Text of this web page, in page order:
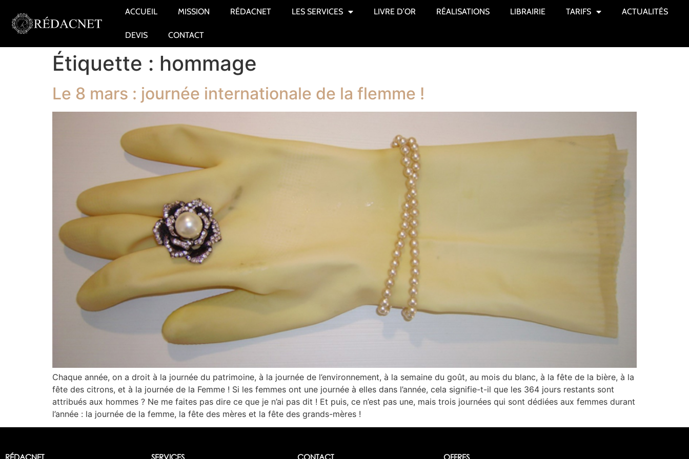
ACCUEIL MISSION RÉDACNET LES SERVICES LIVRE D’OR RÉALISATIONS LIBRAIRIE TARIFS ACTUALITÉS
DEVIS CONTACT
Étiquette : hommage
Le 8 mars : journée internationale de la flemme !
Chaque année, on a droit à la journée du patrimoine, à la journée de l’environnement, à la semaine du goût, au mois du blanc, à la fête de la bière, à la
fête des citrons, et à la journée de la Femme ! Si les femmes ont une journée à elles dans l’année, cela signifie-t-il que les 364 jours restants sont
attribués aux hommes ? Ne me faites pas dire ce que je n’ai pas dit ! Et puis, ce n’est pas une, mais trois journées qui sont dédiées aux femmes durant
l’année : la journée de la femme, la fête des mères et la fête des grands-mères !
RÉDACNET SERVICES CONTACT OFFRES